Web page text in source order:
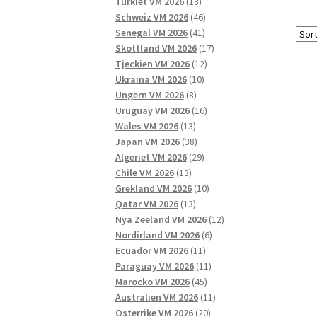
produkter
Schweiz VM 2026 4646
produkter
Senegal VM 2026 4141
produkter
Skottland VM 2026 1717
Tjeckien VM 2026 1212
produkter
Ukraina VM 2026 1010
Ungern VM 2026 88
produkter
Uruguay VM 2026 1616
Wales VM 2026 1313
produkter
Japan VM 2026 3838
produkter
Algeriet VM 2026 2929
Chile VM 2026 1313
produkter
Grekland VM 2026 1010
Qatar VM 2026 1313
produkter
Nya Zeeland VM 2026 1212
Nordirland VM 2026 66
Ecuador VM 2026 1111
produkter
Paraguay VM 2026 1111
Marocko VM 2026 4545
produkter
Australien VM 2026 1111
Österrike VM 2026 2020